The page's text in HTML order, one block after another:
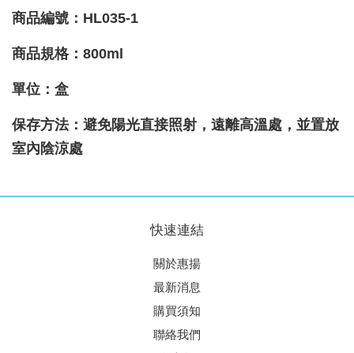
商品編號：HL035-1
商品規格：800ml
單位：盒
保存方法：避免陽光直接照射，遠離高溫處，並置放
室內陰涼處
快速連結
關於惠揚
最新消息
購買須知
聯絡我們